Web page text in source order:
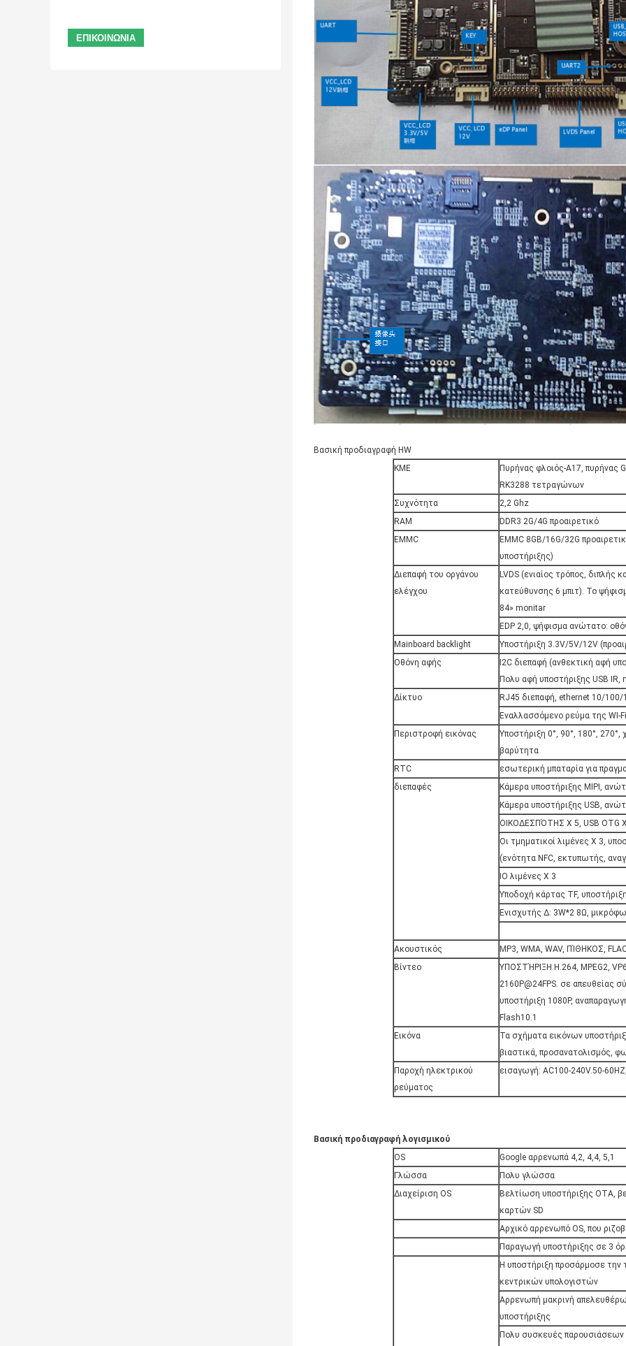
Βασική προδιαγραφή HW
ΚΜΕ
Πυρήνας φλοιός-A17, πυρήνας
RK3288 τετραγώνων
Συχνότητα
2,2 Ghz
RAM
DDR3 2G/4G προαιρετικό
EMMC
EMMC 8GB/16G/32G
υποστήριξης)
Διεπαφή του οργάνου
ελέγχου
LVDS (ενιαίος τρόπος, διπλής
κατεύθυνσης 6 μπιτ). Το
84» monitar
EDP 2,0, ψήφισμα ανώτατο:
Mainboard backlight
Υποστήριξη 3.3V/5V/12V
Οθόνη αφής
I2C διεπαφή (ανθεκτική αφή
Πολυ αφή υποστήριξης USB IR,
Δίκτυο
RJ45 διεπαφή, ethernet 10/100/
Εναλλασσόμενο ρεύμα της WI-
Περιστροφή εικόνας
Υποστήριξη 0°, 90°, 180°,
βαρύτητα
RTC
εσωτερική μπαταρία για
διεπαφές
Κάμερα υποστήριξης MIPI,
Κάμερα υποστήριξης USB,
ΟΙΚΟΔΕΣΠΌΤΗΣ Χ 5, USB OTG
Οι τμηματικοί λιμένες Χ 3,
(ενότητα NFC, εκτυπωτής,
IO λιμένες Χ 3
Υποδοχή κάρτας TF,
Ενισχυτής Δ: 3W*2 8Ω,
Ακουστικός
MP3, WMA, WAV, ΠΊΘΗΚΟΣ,
Βίντεο
ΥΠΟΣΤΉΡΙΞΗ H.264, MPEG2,
2160P@24FPS. σε απευθείας
υποστήριξη 1080P,
Flash10.1
Εικόνα
Τα σχήματα εικόνων
βιαστικά, προσανατολισμός,
Παροχή ηλεκτρικού
ρεύματος
εισαγωγή: AC100-240V.50-
Βασική προδιαγραφή λογισμικού
OS
Google αρρενωπά 4,2, 4,4, 5,1
Γλώσσα
Πολυ γλώσσα
Διαχείριση OS
Βελτίωση υποστήριξης OTA,
καρτών SD
Αρχικό αρρενωπό OS, που
Παραγωγή υποστήριξης σε 3
Η υποστήριξη προσάρμοσε την
κεντρικών υπολογιστών
Αρρενωπή μακρινή
υποστήριξης
Πολυ συσκευές παρουσιάσεων